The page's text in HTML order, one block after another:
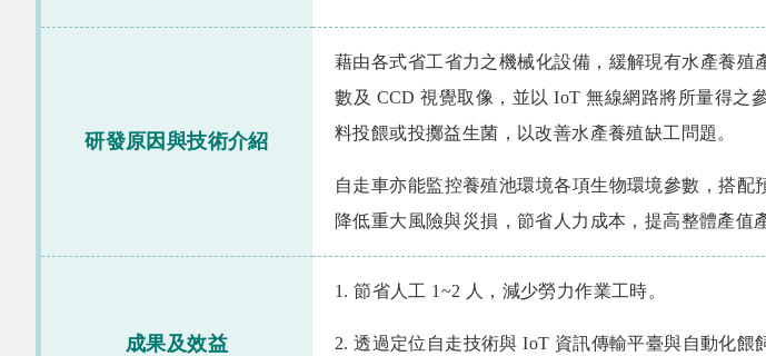
研發原因與技術介紹
藉由各式省工省力之機械化設備，緩解現有水產養
數及 CCD 視覺取像，並以 IoT 無線網路將所量得之
料投餵或投擲益生菌，以改善水產養殖缺工問題。
自走車亦能監控養殖池環境各項生物環境參數，搭配
降低重大風險與災損，節省人力成本，提高整體產值
成果及效益
1. 節省人工 1~2 人，減少勞力作業工時。
2. 透過定位自走技術與 IoT 資訊傳輸平臺與自動化餵